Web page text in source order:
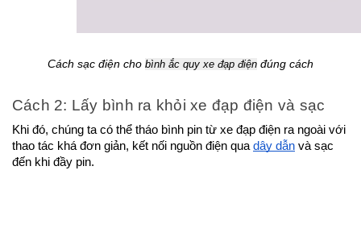
Cách sạc điện cho bình ắc quy xe đạp điện đúng cách
Cách 2: Lấy bình ra khỏi xe đạp điện và sạc
Khi đó, chúng ta có thể tháo bình pin từ xe đạp điện ra ngoài với
thao tác khá đơn giản, kết nối nguồn điện qua dây dẫn và sạc
đến khi đầy pin.